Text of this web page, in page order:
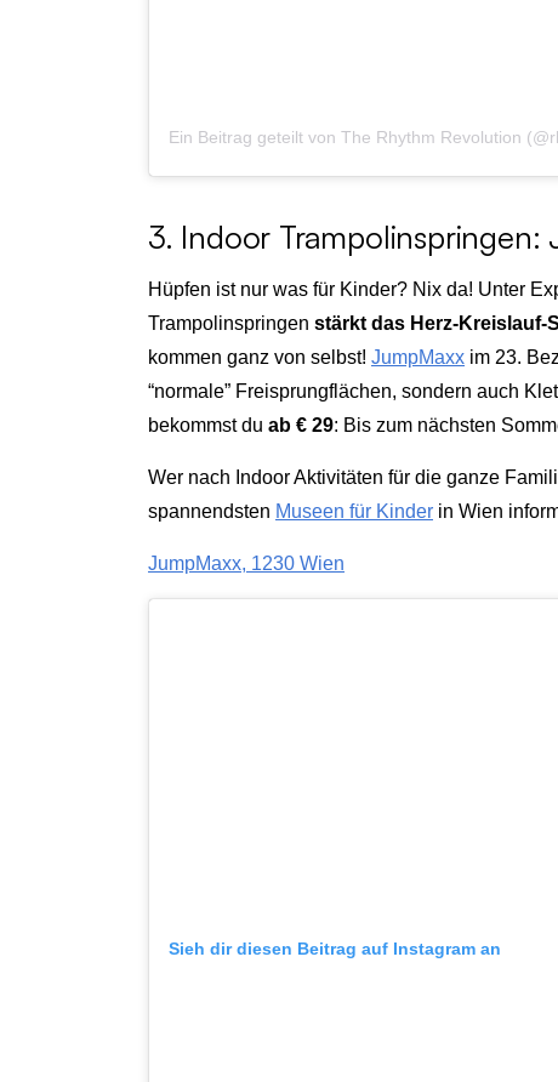
Ein Beitrag geteilt von The Rhythm Revolution
3. Indoor Trampolinspringen:
Hüpfen ist nur was für Kinder? Nix da! Unter
Trampolinspringen stärkt das Herz-Kreislauf-
kommen ganz von selbst! JumpMaxx im 23.
“normale” Freisprungflächen, sondern auch
bekommst du ab € 29: Bis zum nächsten
Wer nach Indoor Aktivitäten für die ganze
spannendsten Museen für Kinder in Wien
JumpMaxx, 1230 Wien
Sieh dir diesen Beitrag auf Instagram an